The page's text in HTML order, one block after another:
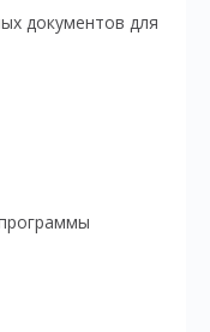
документов для